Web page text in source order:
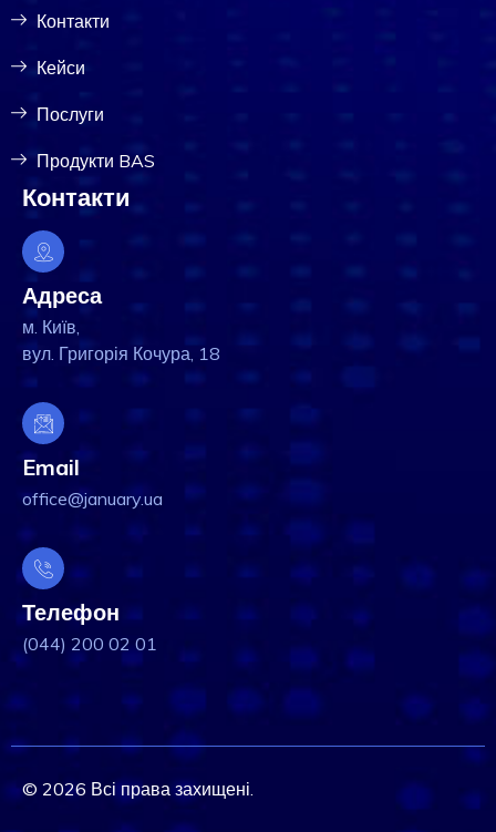
Контакти
Кейси
Послуги
Продукти BAS
Контакти
Адреса
м. Київ,
вул. Григорія Кочура, 18
Email
office@january.ua
Телефон
(044) 200 02 01
© 2026 Всі права захищені.